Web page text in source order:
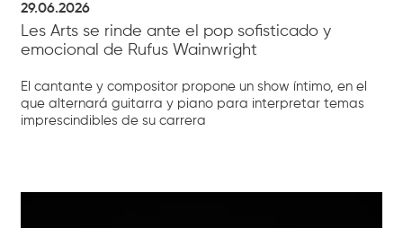
29.06.2026
Les Arts se rinde ante el pop sofisticado y
emocional de Rufus Wainwright
El cantante y compositor propone un show íntimo, en el
que alternará guitarra y piano para interpretar temas
imprescindibles de su carrera